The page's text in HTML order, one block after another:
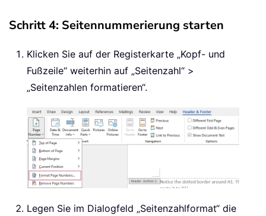
Schritt 4: Seitennummerierung starten
Klicken Sie auf der Registerkarte „Kopf- und
Fußzeile“ weiterhin auf „Seitenzahl“ >
„Seitenzahlen formatieren“.
Legen Sie im Dialogfeld „Seitenzahlformat“ die